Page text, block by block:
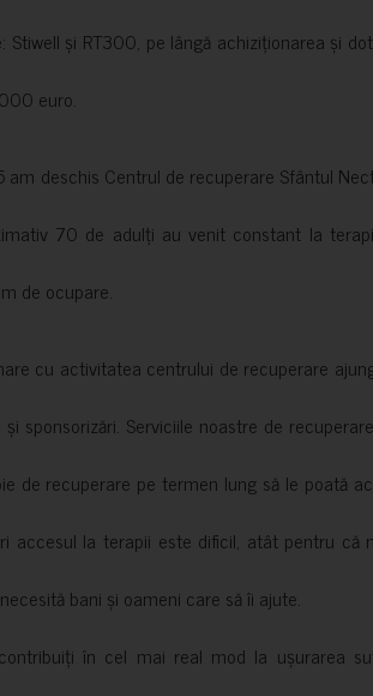
Stiwell și RT300, pe lângă achiziționarea și
euro.
deschis Centrul de recuperare Sfântul
70 de adulți au venit constant la
de ocupare.
cu activitatea centrului de recuperare
sponsorizări. Serviciile noastre de
de recuperare pe termen lung să le poată
accesul la terapii este dificil, atât pentru că
bani și oameni care să îi ajute.
în cel mai real mod la ușurarea